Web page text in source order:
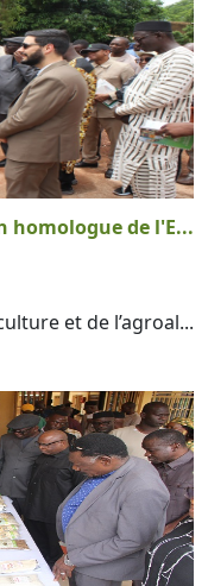
homologue de l'E...
et de l’agroal...